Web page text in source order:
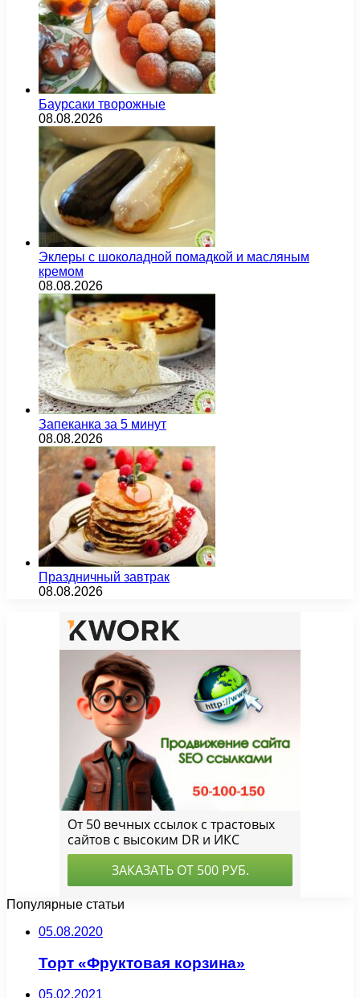
Баурсаки творожные
08.08.2026
Эклеры с шоколадной помадкой и масляным
кремом
08.08.2026
Запеканка за 5 минут
08.08.2026
Праздничный завтрак
08.08.2026
Популярные статьи
05.08.2020
Торт «Фруктовая корзина»
05.02.2021